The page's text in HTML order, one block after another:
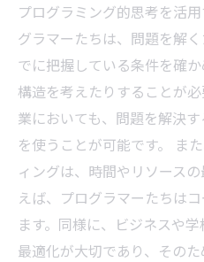
プログラミング的思考を活
グラマーたちは、問題を解
でに把握している条件を確
構造を考えたりすることが
業においても、問題を解決
を使うことが可能です。 ま
ィングは、時間やリソース
えば、プログラマーたちは
ます。同様に、ビジネスや
最適化が大切であり、その